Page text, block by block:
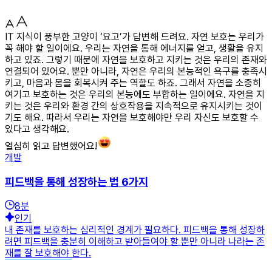
IT 지식이 풍부한 고양이 ‘요고’가 답변해 드려요. 자연 보호는 우리가
꼭 해야 할 일이에요. 우리는 자연을 통해 에너지를 얻고, 생활을 유지
하고 있죠. 그렇기 때문에 자연을 보호하고 지키는 것은 우리의 존재와
연결되어 있어요. 뿐만 아니라, 자연은 우리의 본능적인 욕구를 충족시
키고, 마음과 몸을 회복시켜 주는 역할도 하죠. 그래서 자연을 소중히
여기고 보호하는 것은 우리의 본능에도 부합하는 일이에요. 자연을 지
키는 것은 우리와 환경 간의 상호작용을 지속적으로 유지시키는 것이
기도 해요. 따라서 우리는 자연을 보호해야만 우리 자신도 보호할 수
있다고 생각해요.
열심히 읽고 답변했어요!
개발
피드백을 통해 성장하는 법 6가지
8분
인기
내 존재를 보호하는 심리적인 경계가 필요하다. 피드백을 통해 성장하
려면 피드백을 충분히 이해하고 받아들여야 할 뿐만 아니라 나라는 존
재를 잘 보호해야 한다.